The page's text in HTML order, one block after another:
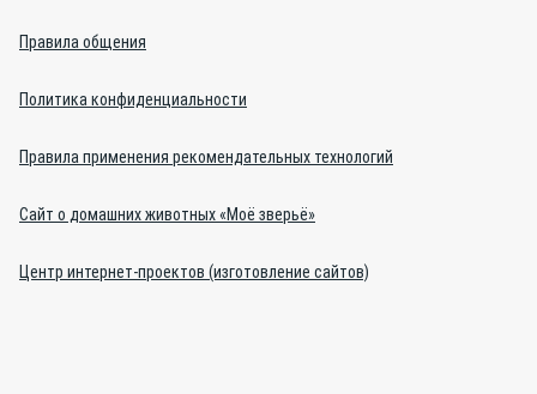
Правила общения
Политика конфиденциальности
Правила применения рекомендательных технологий
Сайт о домашних животных «Моё зверьё»
Центр интернет-проектов (изготовление сайтов)